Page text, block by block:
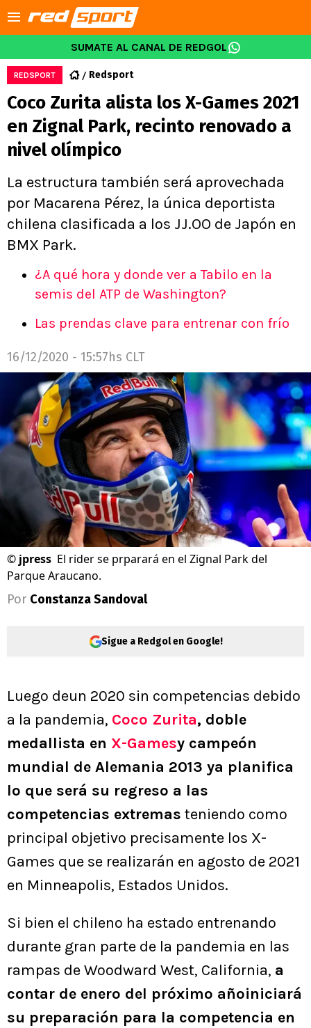
SUMATE AL CANAL DE REDGOL
REDSPORT Redsport
Coco Zurita alista los X-Games 2021
en Zignal Park, recinto renovado a
nivel olímpico
La estructura también será aprovechada
por Macarena Pérez, la única deportista
chilena clasificada a los JJ.OO de Japón en
BMX Park.
¿A qué hora y donde ver a Tabilo en la
semis del ATP de Washington?
Las prendas clave para entrenar con frío
16/12/2020 - 15:57hs CLT
© jpress El rider se prparará en el Zignal Park del
Parque Araucano.
Por Constanza Sandoval
Sigue a Redgol en Google!
Luego deun 2020 sin competencias debido
a la pandemia, Coco Zurita, doble
medallista en X-Gamesy campeón
mundial de Alemania 2013 ya planifica
lo que será su regreso a las
competencias extremas teniendo como
principal objetivo precisamente los X-
Games que se realizarán en agosto de 2021
en Minneapolis, Estados Unidos.
Si bien el chileno ha estado entrenando
durante gran parte de la pandemia en las
rampas de Woodward West, California, a
contar de enero del próximo añoiniciará
su preparación para la competencia en